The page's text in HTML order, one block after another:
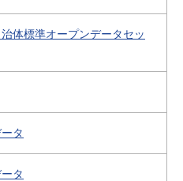
体標準オープンデータセッ
タ
タ